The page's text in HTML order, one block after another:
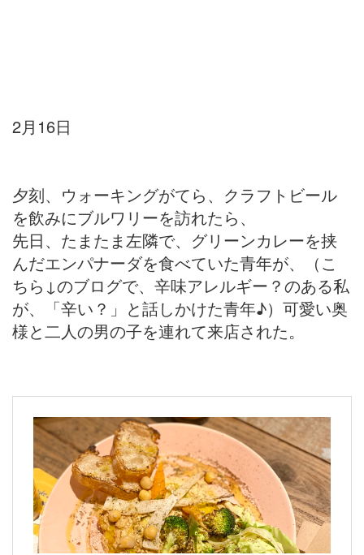
2月16日
夕刻、ウォーキングがてら、クラフトビール
を飲みにブルワリーを訪れたら、
先日、たまたま左隣で、グリーンカレーを挟
んだエンパナーダを食べていた青年が、（こ
ちら↓のブログで、辛味アレルギー？のある私
が、「辛い？」と話しかけた青年♪）可愛い奥
様と二人の男の子を連れて来店された。